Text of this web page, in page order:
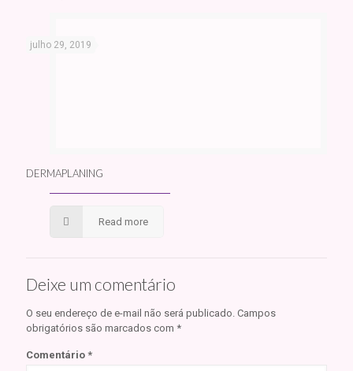
julho 29, 2019
DERMAPLANING
Read more
Deixe um comentário
O seu endereço de e-mail não será publicado. Campos
obrigatórios são marcados com *
Comentário *